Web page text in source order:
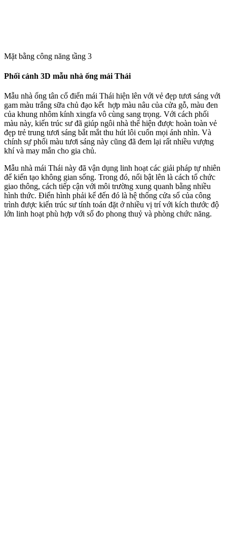
Mặt bằng công năng tầng 3
Phối cảnh 3D mẫu nhà ống mái Thái
Mẫu nhà ống tân cổ điển mái Thái hiện lên với vẻ đẹp tươi sáng với
gam màu trắng sữa chủ đạo kết hợp màu nâu của cửa gỗ, màu đen
của khung nhôm kính xingfa vô cùng sang trọng. Với cách phối
màu này, kiến trúc sư đã giúp ngôi nhà thể hiện được hoàn toàn vẻ
đẹp trẻ trung tươi sáng bắt mắt thu hút lôi cuốn mọi ánh nhìn. Và
chính sự phối màu tươi sáng này cũng đã đem lại rất nhiều vượng
khí và may mắn cho gia chủ.
Mẫu nhà mái Thái này đã vận dụng linh hoạt các giải pháp tự nhiên
để kiến tạo không gian sống. Trong đó, nổi bật lên là cách tổ chức
giao thông, cách tiếp cận với môi trường xung quanh bằng nhiều
hình thức. Điển hình phải kể đến đó là hệ thống cửa sổ của công
trình được kiến trúc sư tính toán đặt ở nhiều vị trí với kích thước độ
lớn linh hoạt phù hợp với số đo phong thuỷ và phòng chức năng.